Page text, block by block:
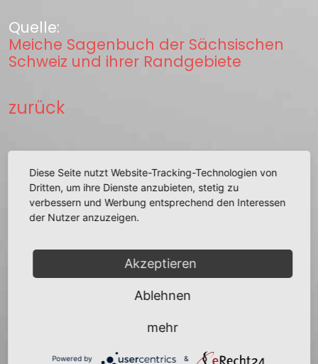
Quelle:
Meiche Sagenbuch der Sächsischen
Schweiz und ihrer Randgebiete
zurück
+
−
Diese Seite nutzt Website-Tracking-Technologien von
Dritten, um ihre Dienste anzubieten, stetig zu
verbessern und Werbung entsprechend den Interessen
der Nutzer anzuzeigen.
Akzeptieren
Ablehnen
mehr
Powered by &